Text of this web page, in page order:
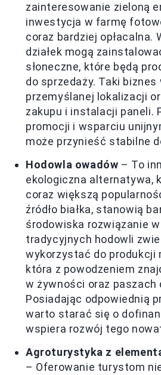
zainteresowanie zieloną
inwestycja w farmę
coraz bardziej opłacalna.
działek mogą
słoneczne, które będą
do sprzedaży. Taki biznes
przemyślanej lokalizacji
zakupu i instalacji paneli.
promocji i wsparciu
może przynieść stabilne
Hodowla owadów – To
ekologiczna alternatywa,
coraz większą
źródło białka, stanowią
środowiska rozwiązanie
tradycyjnych hodowli
wykorzystać do produkcji
która z powodzeniem
w żywności oraz paszach
Posiadając odpowiednią
warto starać się o
wspiera rozwój tego
Agroturystyka z
– Oferowanie turystom